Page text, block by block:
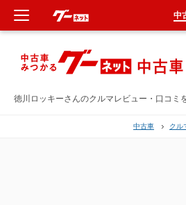
徳川ロッキーさんのクルマレビュー・口コミ
中古車 クル
中
新車
中古車